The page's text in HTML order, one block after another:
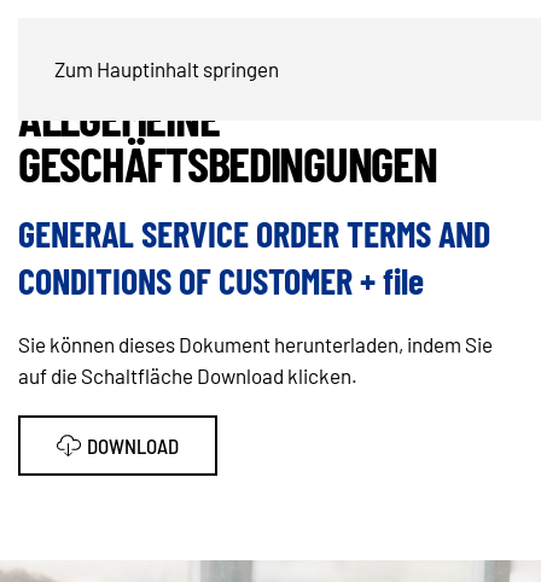
Zum Hauptinhalt springen
AUFTRAGSBESTÄTIGUNG /
ALLGEMEINE
GESCHÄFTSBEDINGUNGEN
GENERAL SERVICE ORDER TERMS AND
CONDITIONS OF CUSTOMER + file
Sie können dieses Dokument herunterladen, indem Sie
auf die Schaltfläche Download klicken.
DOWNLOAD